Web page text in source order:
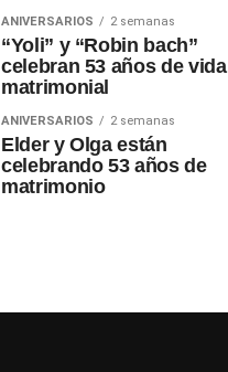
ANIVERSARIOS 2 semanas
“Yoli” y “Robin bach”
celebran 53 años de vida
matrimonial
ANIVERSARIOS 2 semanas
Elder y Olga están
celebrando 53 años de
matrimonio